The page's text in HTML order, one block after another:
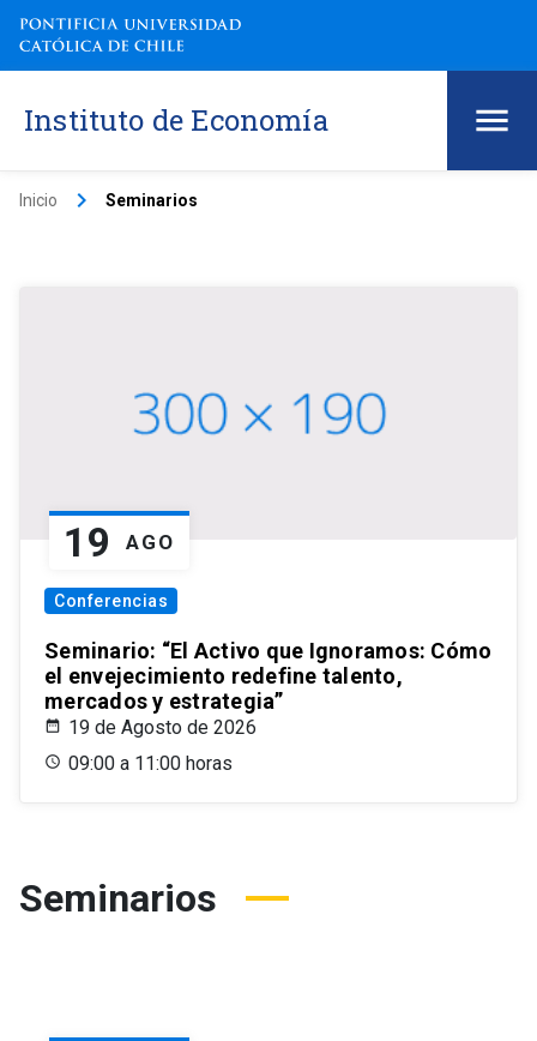
Instituto de Economía
Inicio keyboard_arrow_right Seminarios
19 AGO
Conferencias
Seminario: “El Activo que Ignoramos: Cómo
el envejecimiento redefine talento,
mercados y estrategia”
19 de Agosto de 2026
09:00 a 11:00 horas
Seminarios